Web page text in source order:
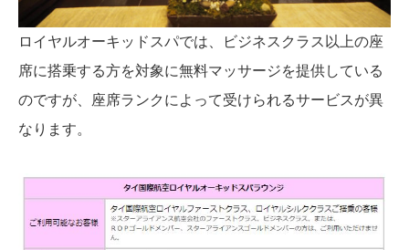
ロイヤルオーキッドスパでは、ビジネスクラス以上の座
席に搭乗する方を対象に無料マッサージを提供している
のですが、座席ランクによって受けられるサービスが異
なります。